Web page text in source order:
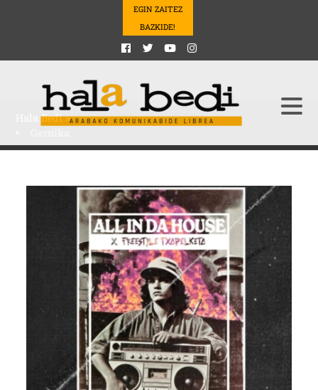
EGIN ZAITEZ
BAZKIDE!
Hala Bedi>